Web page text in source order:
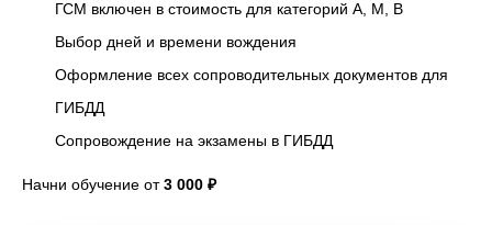
ГСМ включен в стоимость для категорий A, M, B
Выбор дней и времени вождения
Оформление всех сопроводительных документов для
ГИБДД
Сопровождение на экзамены в ГИБДД
Начни обучение от3 000 ₽